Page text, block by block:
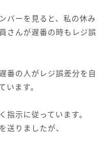
バーを見ると、私の休み
さんが遅番の時もレジ誤
番の人がレジ誤差分を自
ます。
示に従っています。
送りましたが、